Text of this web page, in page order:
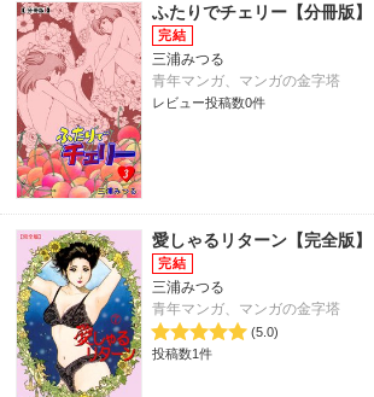
ふたりでチェリー【分冊版】
三浦みつる
青年マンガ、マンガの金字塔
レビュー投稿数0件
愛しゃるリターン【完全版】
三浦みつる
青年マンガ、マンガの金字塔
(5.0)
投稿数1件